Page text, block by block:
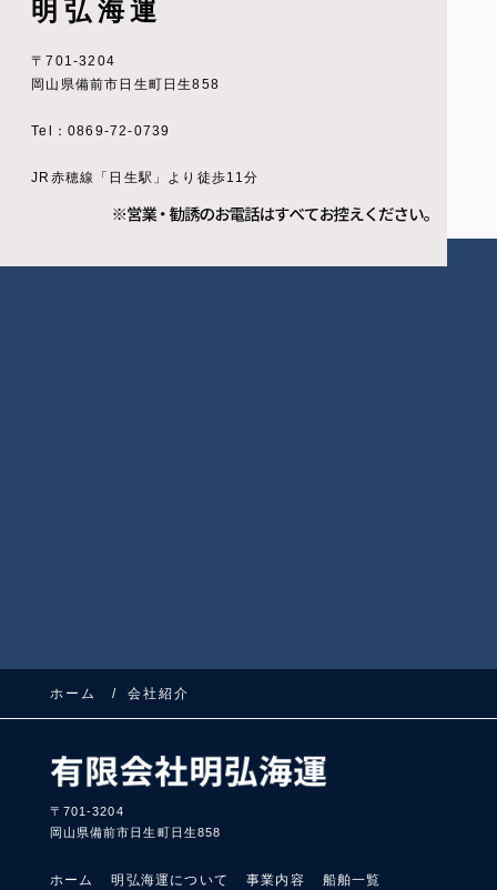
明弘海運
〒701-3204
岡山県備前市日生町日生858
Tel：0869-72-0739
JR赤穂線「日生駅」より徒歩11分
ホーム 会社紹介
〒701-3204
岡山県備前市日生町日生858
ホーム 明弘海運について 事業内容 船舶一覧